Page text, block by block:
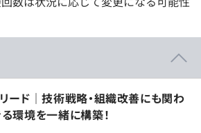
ード｜技術戦略・組織改善にも関わ
環境を一緒に構築！